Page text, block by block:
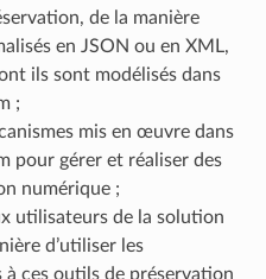
de la manière
en JSON ou en XML,
ils sont modélisés dans
;
mis en œuvre dans
pour gérer et réaliser des
numérique ;
utilisateurs de la solution
d’utiliser les
ces outils de préservation